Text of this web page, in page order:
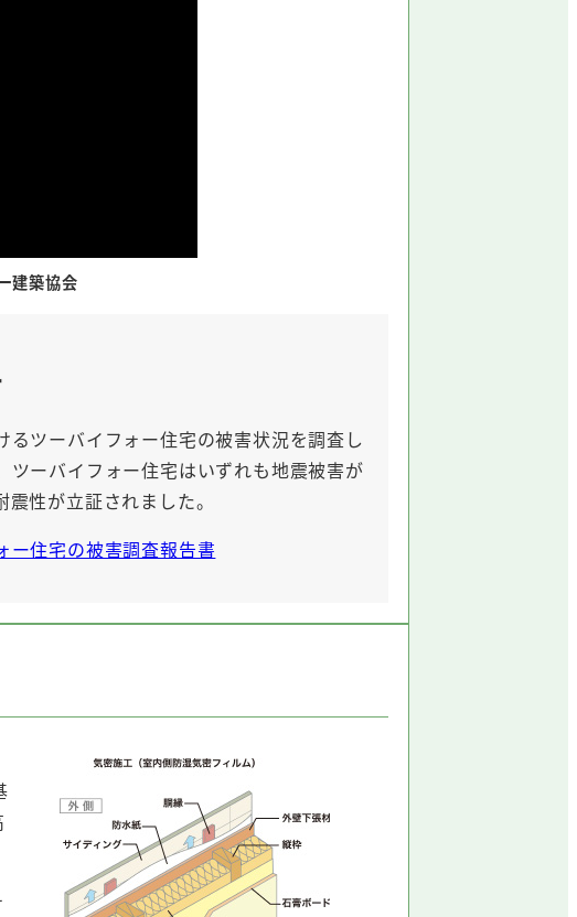
建築協会
ツーバイフォー住宅の被害状況を調査し
ーバイフォー住宅はいずれも地震被害が
性が立証されました。
ー住宅の被害調査報告書